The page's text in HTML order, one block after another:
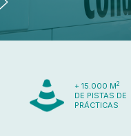
+ 15.000 M2
DE PISTAS DE
PRÁCTICAS